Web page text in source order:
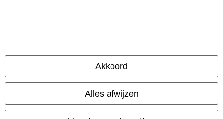
Akkoord
Alles afwijzen
Bedrijfsgegevens
Privacyverklaring
Verklaring van conformiteit